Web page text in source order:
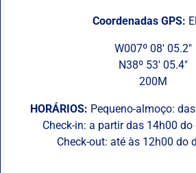
Coordenadas GPS:
W007º 08′ 05.2″
N38º 53′ 05.4″
200M
HORÁRIOS: Pequeno-almoço:
Check-in: a partir das 14h00
Check-out: até às 12h00 do